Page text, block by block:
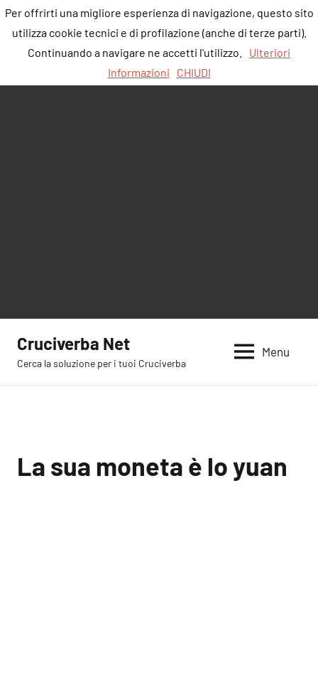
contenuto
Cruciverba Net
Cerca la soluzione per i tuoi Cruciverba
Menu
La sua moneta è lo yuan
Per offrirti una migliore esperienza di navigazione, questo sito
utilizza cookie tecnici e di profilazione (anche di terze parti).
Continuando a navigare ne accetti l'utilizzo.
Ulteriori
Informazioni
CHIUDI